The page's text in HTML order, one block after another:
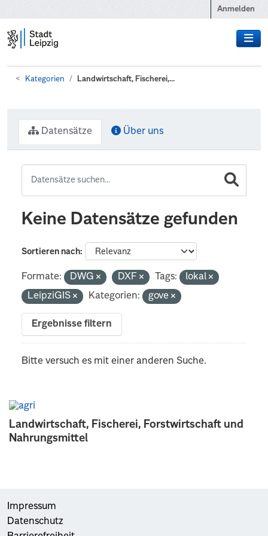
Anmelden
Kategorien Landwirtschaft, Fischerei,...
Landwirtschaft, Fischerei, Forstwirtschaft und
Nahrungsmittel
Datensätze Über uns
Keine Datensätze gefunden
Sortieren nach
Formate: DWG DXF Tags:
lokal
LeipziGIS
Kategorien: gove
Ergebnisse filtern
Bitte versuch es mit einer anderen Suche.
Impressum
Datenschutz